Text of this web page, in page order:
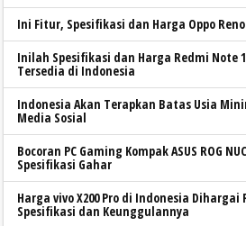
Ini Fitur, Spesifikasi dan Harga Oppo
Inilah Spesifikasi dan Harga Redmi Note
Tersedia di Indonesia
Indonesia Akan Terapkan Batas Usia
Media Sosial
Bocoran PC Gaming Kompak ASUS ROG
Spesifikasi Gahar
Harga vivo X200 Pro di Indonesia Dihargai
Spesifikasi dan Keunggulannya